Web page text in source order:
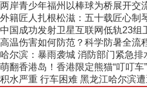
两岸青少年福州以棒球为桥展开交
外籍匠人扎根松滋：五十载匠心制
中国成功发射卫星互联网低轨23组
高温伤害如何防范？科学防暑全流
哈尔滨：暴雨袭城 消防部门紧急排
萌翻香港岛！香港限定熊猫“叮叮车
积水严重 行车困难 黑龙江哈尔滨